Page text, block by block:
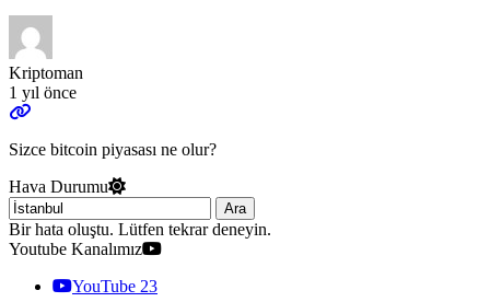
Kriptoman
1 yıl önce
Sizce bitcoin piyasası ne olur?
Hava Durumu
Ara
Bir hata oluştu. Lütfen tekrar deneyin.
Youtube Kanalımız
YouTube 23